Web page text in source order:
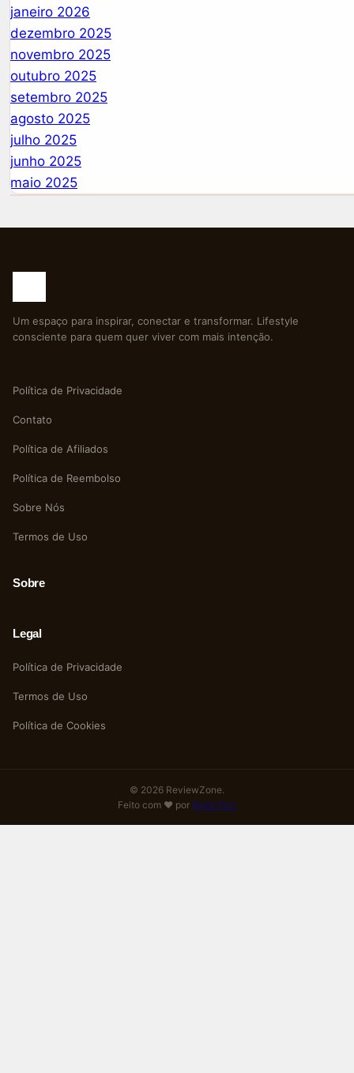
janeiro 2026
dezembro 2025
novembro 2025
outubro 2025
setembro 2025
agosto 2025
julho 2025
junho 2025
maio 2025
Um espaço para inspirar, conectar e transformar. Lifestyle
consciente para quem quer viver com mais intenção.
Política de Privacidade
Contato
Política de Afiliados
Política de Reembolso
Sobre Nós
Termos de Uso
Sobre
Legal
Política de Privacidade
Termos de Uso
Política de Cookies
© 2026 ReviewZone.
Feito com ❤️ por Rede Fast